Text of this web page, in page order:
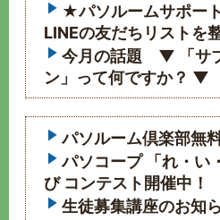
★パソルームサポ
LINEの友だちリストを
今月の話題 ▼ 「サ
ン」って何ですか？ ▼
パソルーム倶楽部無
パソコープ 「れ・い
び コンテスト開催中！
生徒募集講座のお知